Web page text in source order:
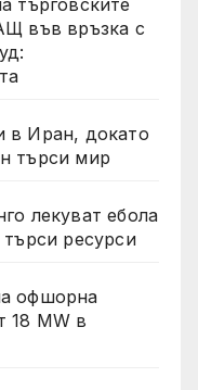
търговските
във връзка с
в Иран, докато
търси мир
лекуват ебола
ресурси
офшорна
18 MW в